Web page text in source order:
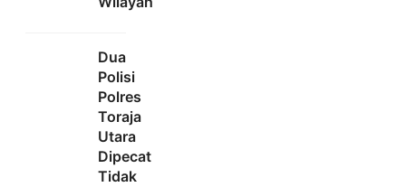
Dua
Polisi
Polres
Toraja
Utara
Dipecat
Tidak